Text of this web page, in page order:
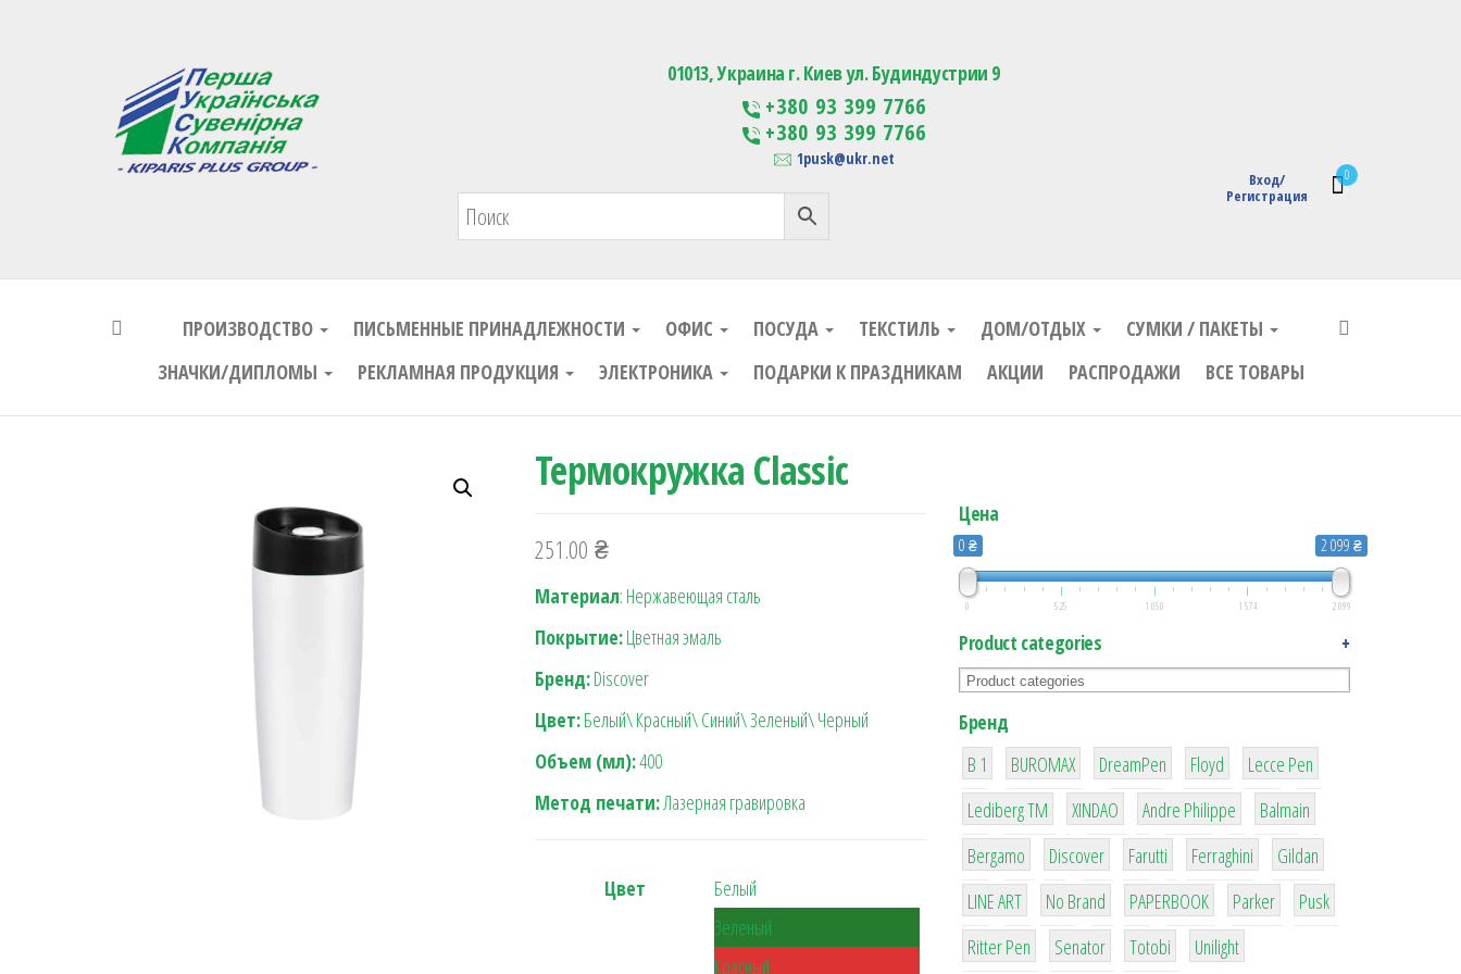
Первая Украинская Сувенирная Компания Изготовление сувенирной продукции с логотипом
0
Вход/
Регистрация
01013, Украина г. Киев ул. Будиндустрии 9
+380 93 399 7766
+380 93 399 7766
1pusk@ukr.net
ПРОИЗВОДСТВО ПИСЬМЕННЫЕ ПРИНАДЛЕЖНОСТИ ОФИС ПОСУДА ТЕКСТИЛЬ ДОМ/ОТДЫХ
СУМКИ / ПАКЕТЫ
ЗНАЧКИ/ДИПЛОМЫ
РЕКЛАМНАЯ ПРОДУКЦИЯ ЭЛЕКТРОНИКА ПОДАРКИ К ПРАЗДНИКАМ АКЦИИ РАСПРОДАЖИ ВСЕ ТОВАРЫ
Термокружка Classic
251.00 ₴
Материал: Нержавеющая сталь
Покрытие:Цветная эмаль
Бренд:Discover
Цвет:Белый\ Красный\ Синий\ Зеленый\ Черный
Объем (мл):400
Метод печати:Лазерная гравировка
Цвет
Белый
Зеленый
Красный
Цена
0 ₴ 2 099 ₴
0 525 1 050 1 574 2 099
Product categories +
Бренд
B 1
1
BUROMAX
1
DreamPen
2
Floyd
2
Lecce Pen
3
Lediberg ТМ
3
XINDAO
1
Andre Philippe
4
Balmain
26
Bergamo
64
Discover
299
Farutti
4
Ferraghini
42
Gildan
4
LINE ART
90
No Brand
8
PAPERBOOK
6
Parker
2
Pusk
22
Ritter Pen
15
Senator
43
Totobi
1
Unilight